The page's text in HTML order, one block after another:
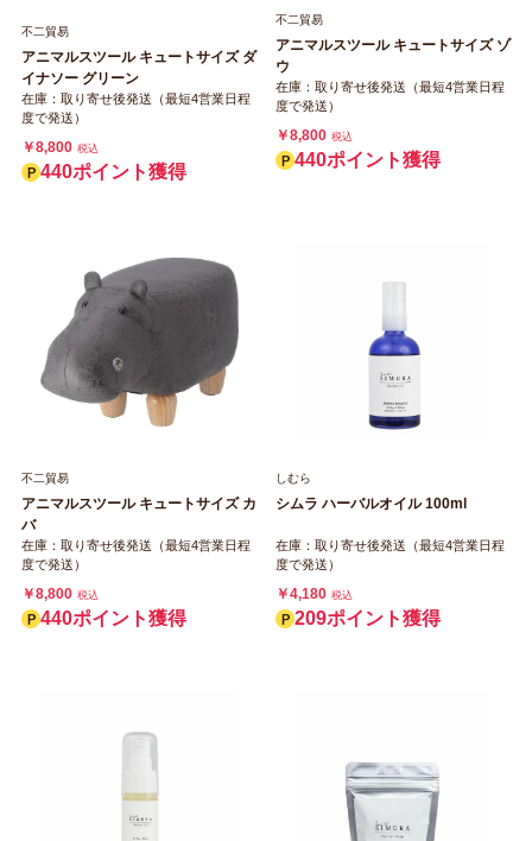
不二貿易
アニマルスツール キュートサイズ ダ
イナソー グリーン
在庫：取り寄せ後発送（最短4営業日程
度で発送）
￥8,800 税込
440ポイント獲得
不二貿易
アニマルスツール キュートサイズ ゾ
ウ
在庫：取り寄せ後発送（最短4営業日程
度で発送）
￥8,800 税込
440ポイント獲得
不二貿易
アニマルスツール キュートサイズ カ
バ
在庫：取り寄せ後発送（最短4営業日程
度で発送）
￥8,800 税込
440ポイント獲得
しむら
シムラ ハーバルオイル 100ml
在庫：取り寄せ後発送（最短4営業日程
度で発送）
￥4,180 税込
209ポイント獲得